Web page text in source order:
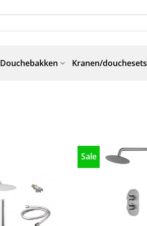
Douchebakken Kranen/douchesets
Sale